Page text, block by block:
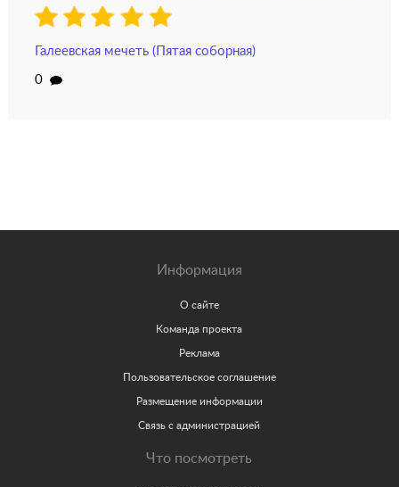
Галеевская мечеть (Пятая соборная)
0
Информация
О сайте
Команда проекта
Реклама
Пользовательское соглашение
Размещение информации
Связь с администрацией
Что посмотреть